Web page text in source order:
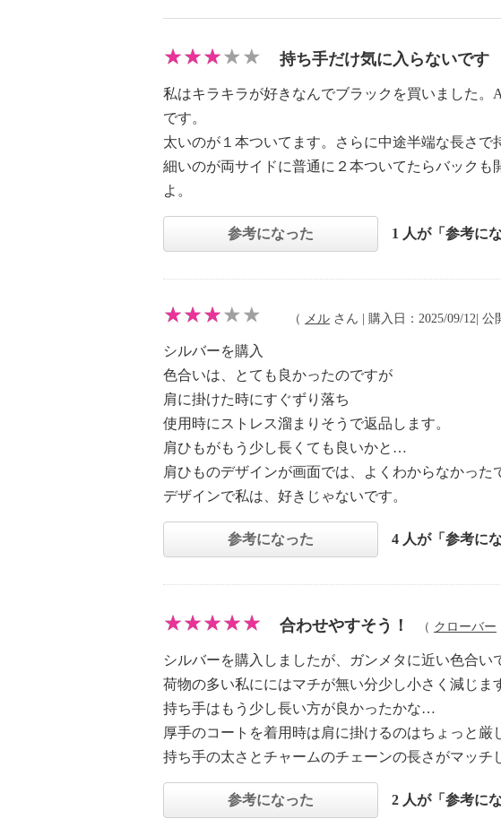
持ち手だけ気に入らないです
私はキラキラが好きなんでブラックを買いました
です。
太いのが１本ついてます。さらに中途半端な長さ
細いのが両サイドに普通に２本ついてたらバック
よ。
参考になった 1 人が「参考に
（ メル さん | 購入日：2025/09/12| 公
シルバーを購入
色合いは、とても良かったのですが
肩に掛けた時にすぐずり落ち
使用時にストレス溜まりそうで返品します。
肩ひもがもう少し長くても良いかと…
肩ひものデザインが画面では、よくわからなかっ
デザインで私は、好きじゃないです。
参考になった 4 人が「参考に
合わせやすそう！ （ クローバー
シルバーを購入しましたが、ガンメタに近い色合い
荷物の多い私ににはマチが無い分少し小さく減じま
持ち手はもう少し長い方が良かったかな…
厚手のコートを着用時は肩に掛けるのはちょっと
持ち手の太さとチャームのチェーンの長さがマッチ
参考になった 2 人が「参考に